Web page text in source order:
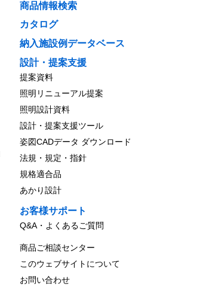
商品情報検索
カタログ
納入施設例データベース
設計・提案支援
提案資料
照明リニューアル提案
照明設計資料
設計・提案支援ツール
姿図CADデータ ダウンロード
法規・規定・指針
規格適合品
あかり設計
お客様サポート
Q&A・よくあるご質問
商品ご相談センター
このウェブサイトについて
お問い合わせ